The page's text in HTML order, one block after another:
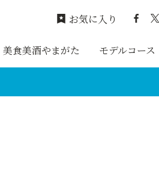
美食美酒やまがた モデルコース
お気に入り